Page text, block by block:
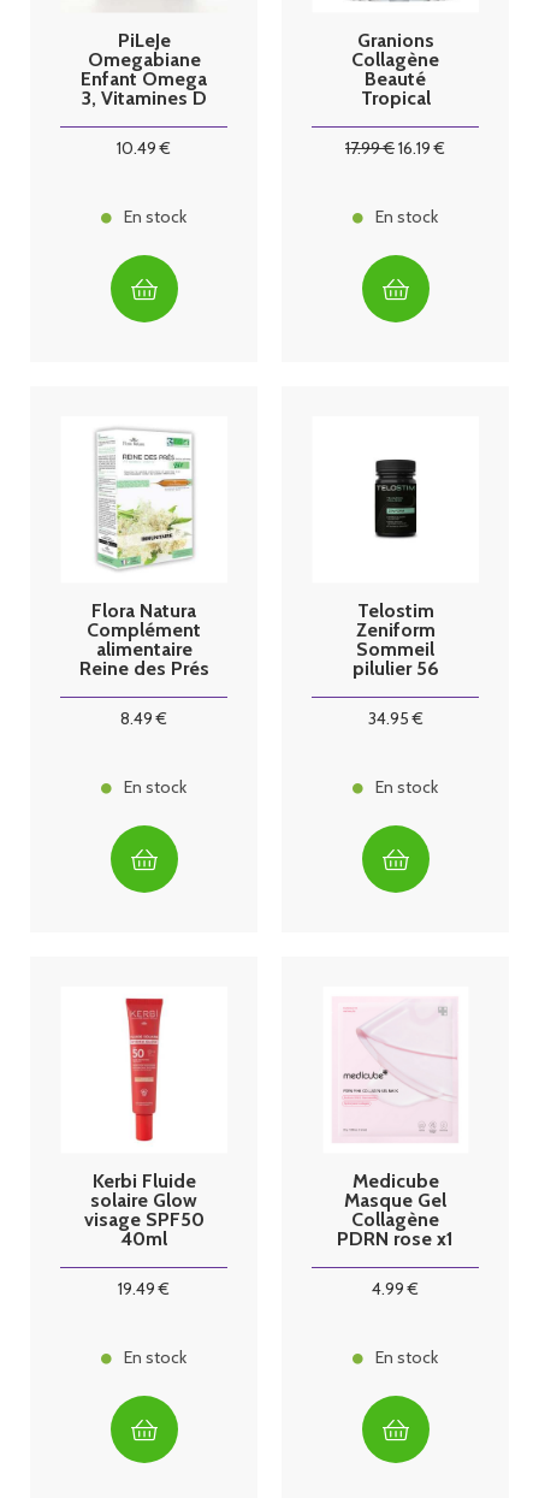
PiLeJe
Omegabiane
Enfant Omega
3, Vitamines D
10.49 €
En stock
Granions
Collagène
Beauté
Tropical
17.99€16.19 €
En stock
Flora Natura
Complément
alimentaire
Reine des Prés
8.49 €
En stock
Telostim
Zeniform
Sommeil
pilulier 56
34.95€
En stock
Kerbi Fluide
solaire Glow
visage SPF50
40ml
19.49 €
En stock
Medicube
Masque Gel
Collagène
PDRN rose x1
4.99 €
En stock